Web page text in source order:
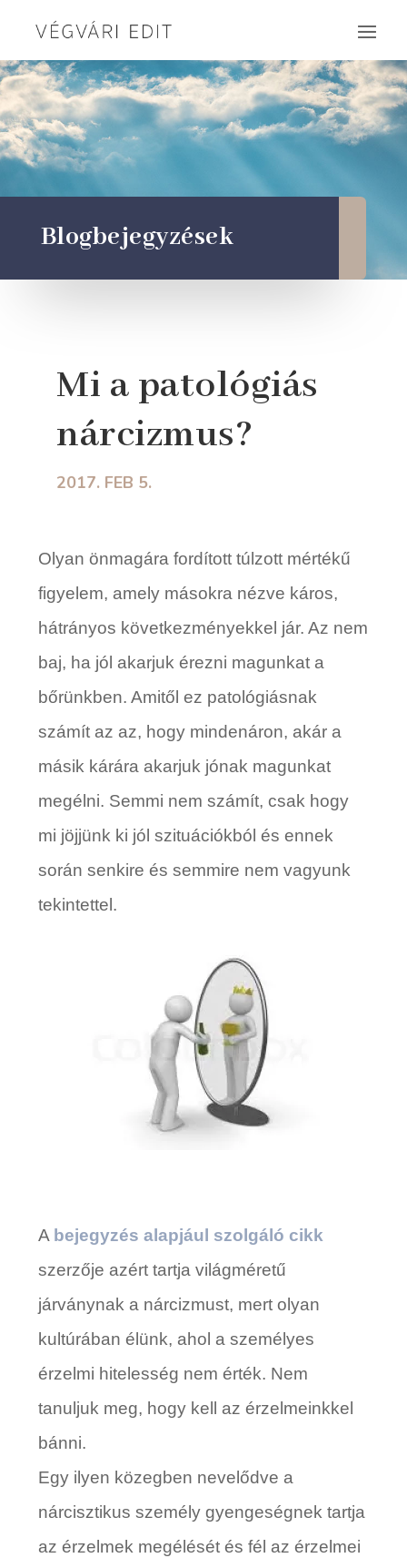
Blogbejegyzések
Mi a patológiás
nárcizmus?
2017. FEB 5.
Olyan önmagára fordított túlzott mértékű
figyelem, amely másokra nézve káros,
hátrányos következményekkel jár. Az nem
baj, ha jól akarjuk érezni magunkat a
bőrünkben. Amitől ez patológiásnak
számít az az, hogy mindenáron, akár a
másik kárára akarjuk jónak magunkat
megélni. Semmi nem számít, csak hogy
mi jöjjünk ki jól szituációkból és ennek
során senkire és semmire nem vagyunk
tekintettel.
A bejegyzés alapjául szolgáló cikk
szerzője azért tartja világméretű
járványnak a nárcizmust, mert olyan
kultúrában élünk, ahol a személyes
érzelmi hitelesség nem érték. Nem
tanuljuk meg, hogy kell az érzelmeinkkel
bánni.
Egy ilyen közegben nevelődve a
nárcisztikus személy gyengeségnek tartja
az érzelmek megélését és fél az érzelmei